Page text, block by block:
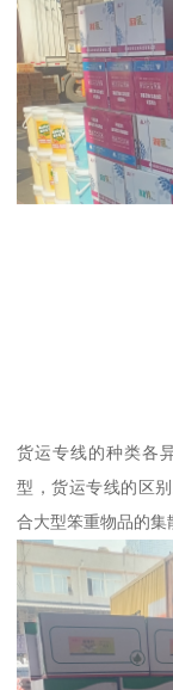
货运专线的种类各
型，货运专线的区
合大型笨重物品的集